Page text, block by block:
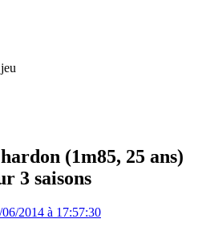
(1m85, 25 ans)
3 saisons
06/2014 à 17:57:30